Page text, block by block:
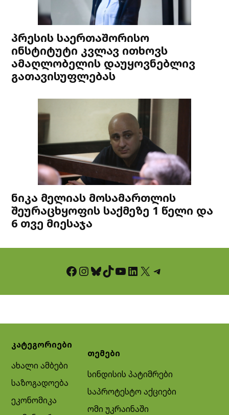
პრესის საერთაშორისო
ინსტიტუტი კვლავ ითხოვს
ამაღლობელის დაუყოვნებლივ
გათავისუფლებას
ნიკა მელიას მოსამართლის
შეურაცხყოფის საქმეზე 1 წელი და
6 თვე მიესაჯა
Facebook InstagramBluesky TikTok YouTube LinkedIn X Telegram
კატეგორიები
ახალი ამბები
საზოგადოება
ეკონომიკა
თემები
სინდისის პატიმრები
საპროტესტო აქციები
ომი უკრაინაში